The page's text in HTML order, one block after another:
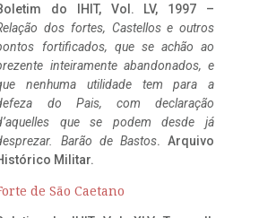
do IHIT, Vol. LV, 1997 –
dos fortes, Castellos e outros
fortificados, que se achão ao
inteiramente abandonados, e
nenhuma utilidade tem para a
do Pais, com declaração
que se podem desde já
Barão de Bastos. Arquivo
Militar.
de São Caetano